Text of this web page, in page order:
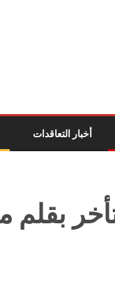
أخبار التعاقدات
بقلم